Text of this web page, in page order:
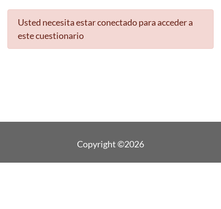
Usted necesita estar conectado para acceder a
este cuestionario
Copyright ©2026